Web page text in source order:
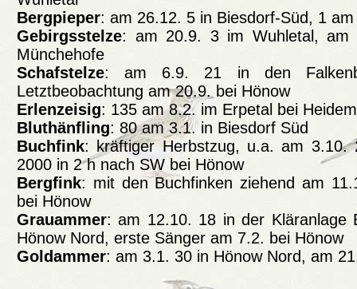
Bergpieper: am 26.12. 5 in Biesdorf-Süd, 1
Gebirgsstelze: am 20.9. 3 im Wuhletal, am
Münchehofe
Schafstelze: am 6.9. 21 in den
Letztbeobachtung am 20.9. bei Hönow
Erlenzeisig: 135 am 8.2. im Erpetal bei
Bluthänfling: 80 am 3.1. in Biesdorf Süd
Buchfink: kräftiger Herbstzug, u.a. am 3.10.
2000 in 2 h nach SW bei Hönow
Bergfink: mit den Buchfinken ziehend am
bei Hönow
Grauammer: am 12.10. 18 in der Kläranlage
Hönow Nord, erste Sänger am 7.2. bei Hönow
Goldammer: am 3.1. 30 in Hönow Nord, am